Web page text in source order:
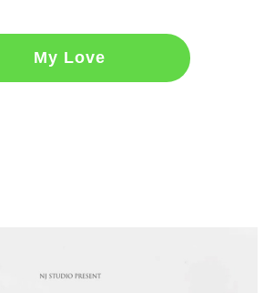
My Love